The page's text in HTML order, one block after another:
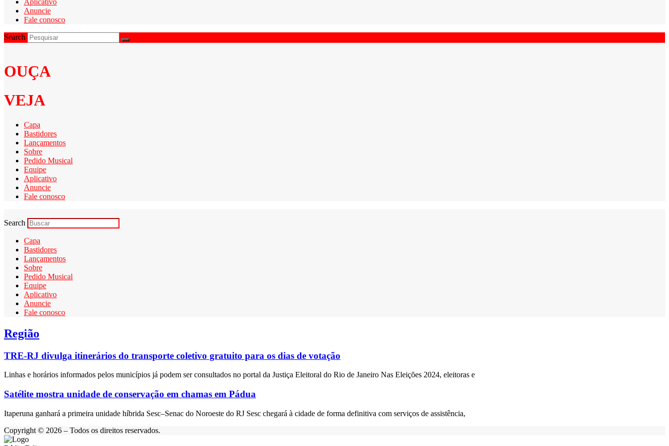
Anuncie
Fale conosco
Search
OUÇA
VEJA
Capa
Bastidores
Lançamentos
Sobre
Pedido Musical
Equipe
Aplicativo
Anuncie
Fale conosco
Search
Capa
Bastidores
Lançamentos
Sobre
Pedido Musical
Equipe
Aplicativo
Anuncie
Fale conosco
Região
TRE-RJ divulga itinerários do transporte coletivo gratuito para os dias de votação
Linhas e horários informados pelos municípios já podem ser consultados no portal da Justiça Eleitoral do Rio de Janeiro Nas Eleições 2024, eleitoras e
Satélite mostra unidade de conservação em chamas em Pádua
Itaperuna ganhará a primeira unidade híbrida Sesc–Senac do Noroeste do RJ Sesc chegará à cidade de forma definitiva com serviços de assistência,
Copyright © 2026 – Todos os direitos reservados.